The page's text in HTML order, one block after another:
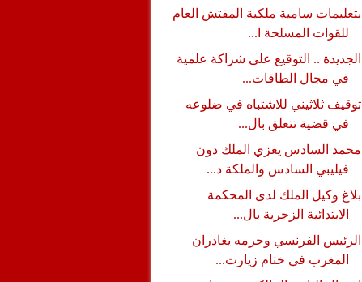
بتعليمات سامية ملكية المفتش العام
للقوات المسلحة ا...
الجديدة .. التوقيع على شراكة علمية
في مجال الطاقات...
توقيف ثلاثيني للاشتباه في ضلوعه
في قضية تتعلق بال...
محمد السادس يعزي الملك دون
فيليبي السادس والملكة د...
بلاغ وكيل الملك لدى المحكمة
الابتدائية الزجرية بال...
الرئيس الفرنسي وحرمه يغادران
المغرب في ختام زيارت...